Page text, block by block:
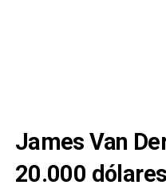
James Van
20.000